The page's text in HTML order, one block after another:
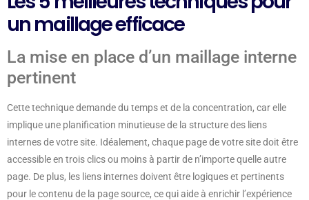
un maillage efficace
La mise en place d’un maillage interne
pertinent
Cette technique demande du temps et de la concentration, car elle
implique une planification minutieuse de la structure des liens
internes de votre site. Idéalement, chaque page de votre site doit être
accessible en trois clics ou moins à partir de n’importe quelle autre
page. De plus, les liens internes doivent être logiques et pertinents
pour le contenu de la page source, ce qui aide à enrichir l’expérience